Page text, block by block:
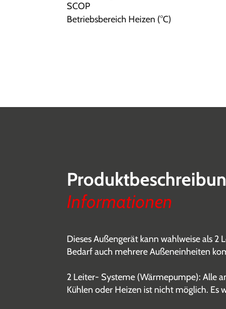
SCOP
Betriebsbereich Heizen (°C)
Informationen
Dieses Außengerät kann wahlweise als
Bedarf auch mehrere Außeneinheiten
2 Leiter- Systeme (Wärmepumpe): Alle
Kühlen oder Heizen ist nicht möglich. Es